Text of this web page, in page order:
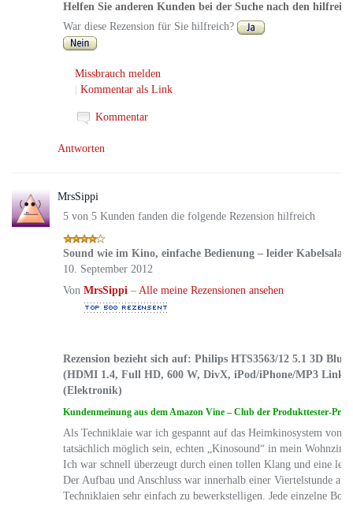
Helfen Sie anderen Kunden bei der Suche nach den
War diese Rezension für Sie hilfreich?
Missbrauch melden
Kommentar als Link
Kommentar
Antworten
MrsSippi
5 von 5 Kunden fanden die folgende Rezension hilfreich
Sound wie im Kino, einfache Bedienung – leider Kabelsalat
10. September 2012
Von MrsSippi – Alle meine Rezensionen ansehen
Rezension bezieht sich auf: Philips HTS3563/12 5.1 3D Blu-
(HDMI 1.4, Full HD, 600 W, DivX, iPod/iPhone/MP3 Link,
(Elektronik)
Kundenmeinung aus dem Amazon Vine – Club der Produkttester-
Als Techniklaie war ich gespannt auf das Heimkinosystem von
tatsächlich möglich sein, echten „Kinosound“ in mein
Ich war schnell überzeugt durch einen tollen Klang und eine
Der Aufbau und Anschluss war innerhalb einer Viertelstunde
Techniklaien sehr einfach zu bewerkstelligen. Jede einzelne Box